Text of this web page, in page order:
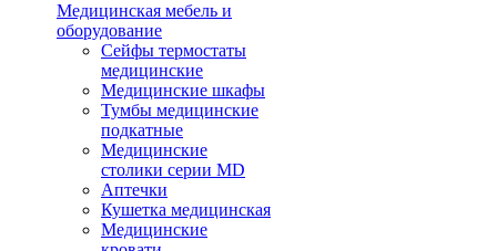
Медицинская мебель и
оборудование
Сейфы термостаты
медицинские
Медицинские шкафы
Тумбы медицинские
подкатные
Медицинские
столики серии MD
Аптечки
Кушетка медицинская
Медицинские